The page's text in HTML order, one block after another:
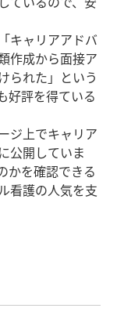
キャリアアドバ
作成から面接ア
られた」という
好評を得ている
ジ上でキャリア
公開していま
かを確認できる
看護の人気を支